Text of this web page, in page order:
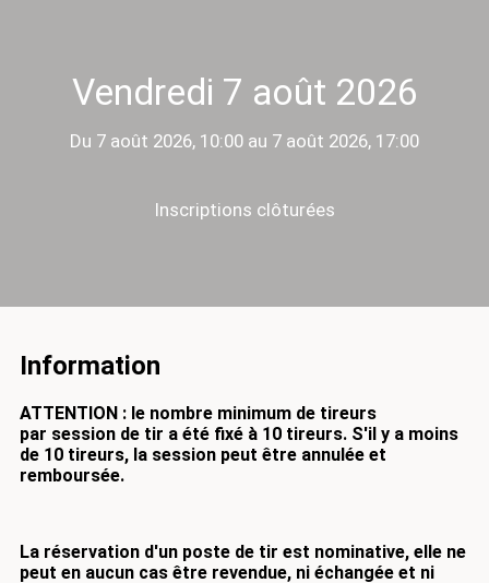
Vendredi 7 août 2026
Du 7 août 2026, 10:00 au 7 août 2026, 17:00
Inscriptions clôturées
Information
ATTENTION : le nombre minimum de tireurs
par session de tir a été fixé à 10 tireurs. S'il y a moins
de 10 tireurs, la session peut être annulée et
remboursée.
La réservation d'un poste de tir est nominative, elle ne
peut en aucun cas être revendue, ni échangée et ni